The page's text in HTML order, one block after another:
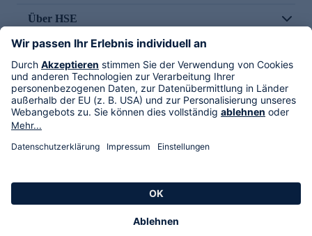
Über HSE
Im TV
HSE International